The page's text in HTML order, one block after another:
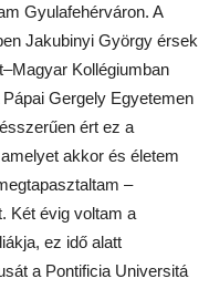
Gyulafehérváron. A
Jakubinyi György érsek
Kollégiumban
Gergely Egyetemen
ért ez a
akkor és életem
–
Két évig voltam a
ez idő alatt
a Pontificia Universitá